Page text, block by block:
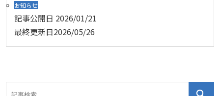
お知らせ
記事公開日 2026/01/21
最終更新日2026/05/26